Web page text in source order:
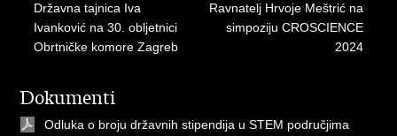
Državna tajnica Iva
Ivanković na 30. obljetnici
Obrtničke komore Zagreb
Ravnatelj Hrvoje Meštrić na
simpoziju CROSCIENCE
2024
Dokumenti
Odluka o broju državnih stipendija u STEM područjima